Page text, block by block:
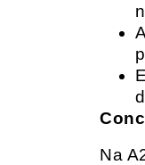
Na